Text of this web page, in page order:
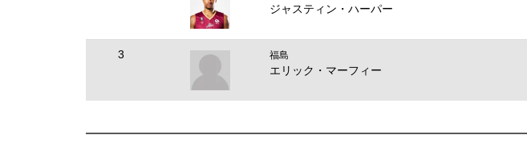
ジャスティン・ハーパー
3 福島
エリック・マーフィー